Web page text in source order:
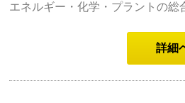
エネルギー・化学・プラントの総
詳細